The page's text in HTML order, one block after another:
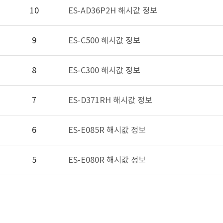
10 ES-AD36P2H 해시값 정보
9 ES-C500 해시값 정보
8 ES-C300 해시값 정보
7 ES-D371RH 해시값 정보
6 ES-E085R 해시값 정보
5 ES-E080R 해시값 정보